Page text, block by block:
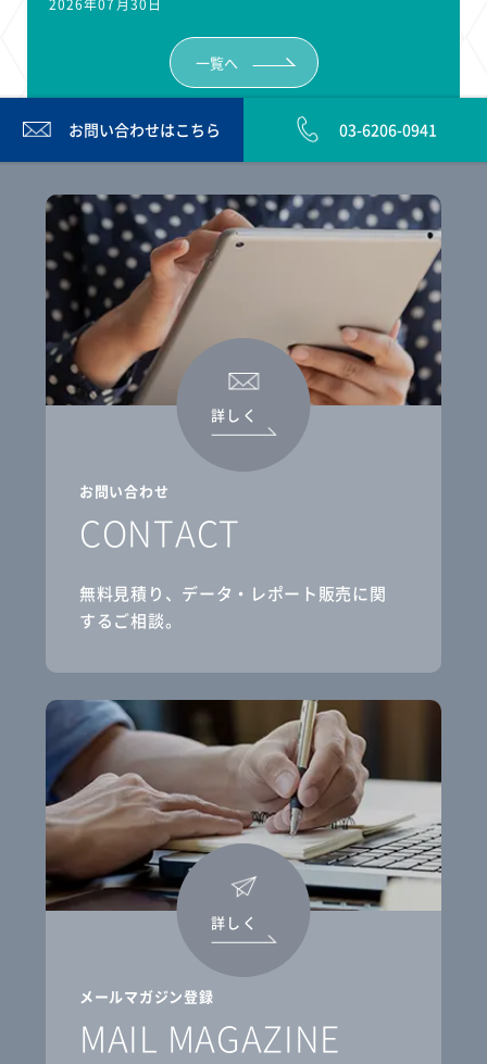
一覧へ
お問い合わせはこちら 03-6206-0941
お問い合わせ
CONTACT
無料見積り、データ・レポート販売に関
するご相談。
詳しく
メールマガジン登録
MAIL MAGAZINE
詳しく